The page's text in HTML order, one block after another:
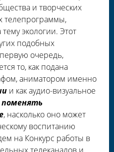
и творческих
телепрограммы,
экологии. Этот
подобных
очередь,
то, как подана
аниматором именно
и как аудио-визуальное
поменять
, насколько оно может
воспитанию
на Конкурс работы в